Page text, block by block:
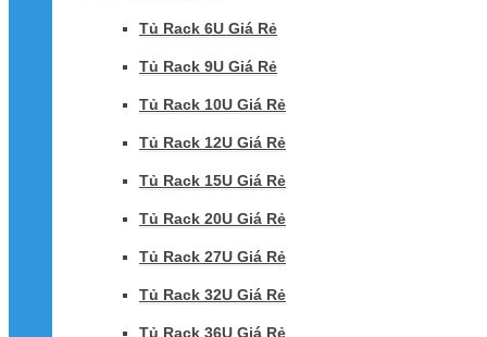
Tủ Rack 6U Giá Rẻ
Tủ Rack 9U Giá Rẻ
Tủ Rack 10U Giá Rẻ
Tủ Rack 12U Giá Rẻ
Tủ Rack 15U Giá Rẻ
Tủ Rack 20U Giá Rẻ
Tủ Rack 27U Giá Rẻ
Tủ Rack 32U Giá Rẻ
Tủ Rack 36U Giá Rẻ